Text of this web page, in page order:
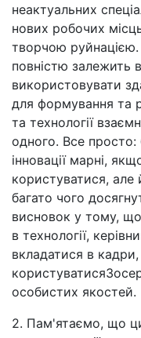
неактуальних
нових робочих
творчою руйнацією.
повністю залежить
використовувати
для формування та
та технології
одного. Все просто:
інновації марні,
користуватися, але
багато чого
висновок у тому,
в технології,
вкладатися в
особистих якостей.
2. Пам'ятаємо, що